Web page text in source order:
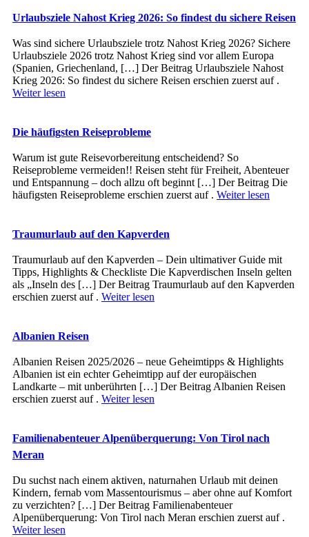
Urlaubsziele Nahost Krieg 2026: So findest du sichere Reisen
Was sind sichere Urlaubsziele trotz Nahost Krieg 2026? Sichere
Urlaubsziele 2026 trotz Nahost Krieg sind vor allem Europa
(Spanien, Griechenland, […] Der Beitrag Urlaubsziele Nahost
Krieg 2026: So findest du sichere Reisen erschien zuerst auf .
Weiter lesen
Die häufigsten Reiseprobleme
Warum ist gute Reisevorbereitung entscheidend? So
Reiseprobleme vermeiden!! Reisen steht für Freiheit, Abenteuer
und Entspannung – doch allzu oft beginnt […] Der Beitrag Die
häufigsten Reiseprobleme erschien zuerst auf . Weiter lesen
Traumurlaub auf den Kapverden
Traumurlaub auf den Kapverden – Dein ultimativer Guide mit
Tipps, Highlights & Checkliste Die Kapverdischen Inseln gelten
als „Inseln des […] Der Beitrag Traumurlaub auf den Kapverden
erschien zuerst auf . Weiter lesen
Albanien Reisen
Albanien Reisen 2025/2026 – neue Geheimtipps & Highlights
Albanien ist ein echter Geheimtipp auf der europäischen
Landkarte – mit unberührten […] Der Beitrag Albanien Reisen
erschien zuerst auf . Weiter lesen
Familienabenteuer Alpenüberquerung: Von Tirol nach
Meran
Du suchst nach einem aktiven, naturnahen Urlaub mit deinen
Kindern, fernab vom Massentourismus – aber ohne auf Komfort
zu verzichten? […] Der Beitrag Familienabenteuer
Alpenüberquerung: Von Tirol nach Meran erschien zuerst auf .
Weiter lesen